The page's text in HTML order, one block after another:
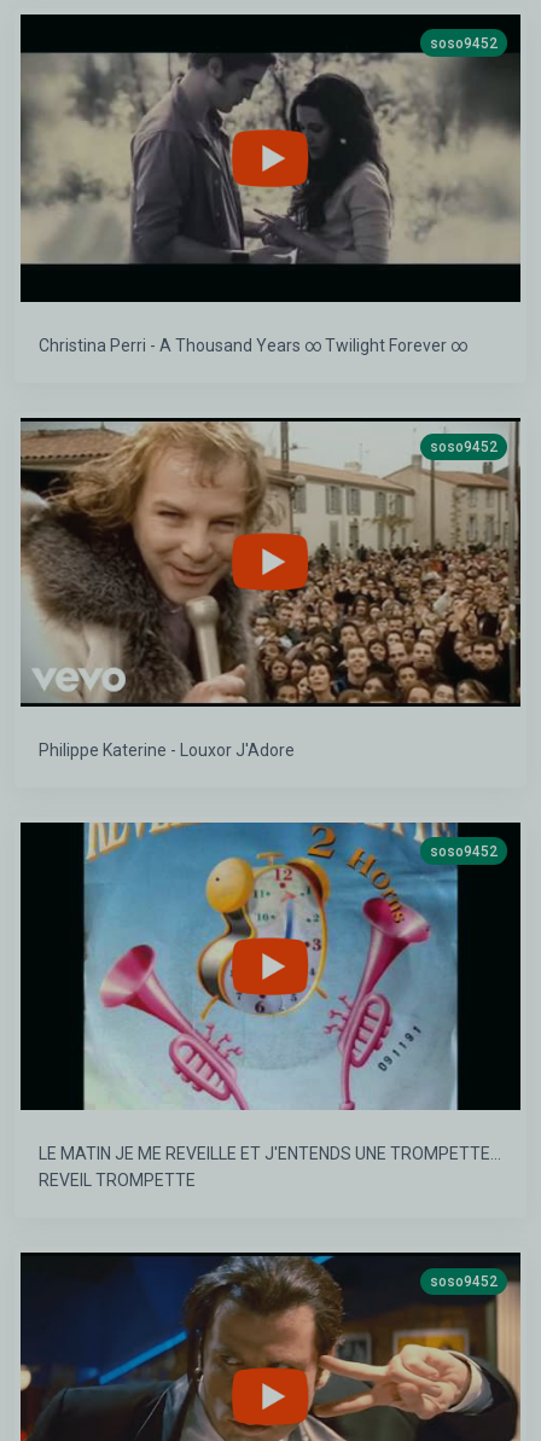
soso9452
Christina Perri - A Thousand Years ∞ Twilight Forever ∞
soso9452
Philippe Katerine - Louxor J'Adore
soso9452
LE MATIN JE ME REVEILLE ET J'ENTENDS UNE TROMPETTE...
REVEIL TROMPETTE
soso9452